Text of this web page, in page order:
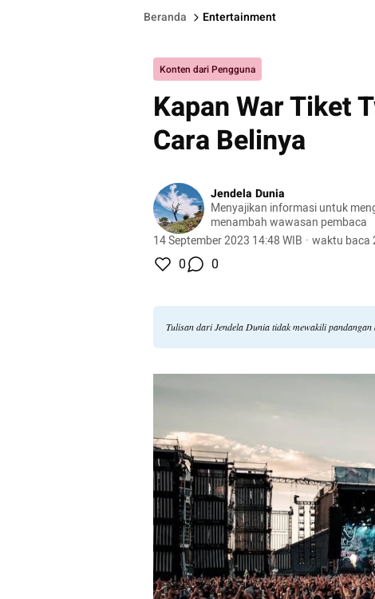
Beranda Entertainment
Konten dari Pengguna
Kapan War Tiket
Cara Belinya
Jendela Dunia
Menyajikan informasi untuk
menambah wawasan pembaca
14 September 2023 14:48 WIB · waktu baca
0 0
Tulisan dari Jendela Dunia tidak mewakili